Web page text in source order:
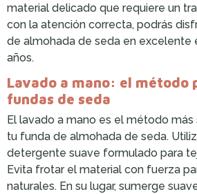
material delicado que requiere un
con la atención correcta, podrás
de almohada de seda en excelente
años.
Lavado a mano: el método
fundas de seda
El lavado a mano es el método más
tu funda de almohada de seda.
detergente suave formulado para
Evita frotar el material con fuerza
naturales. En su lugar, sumerge